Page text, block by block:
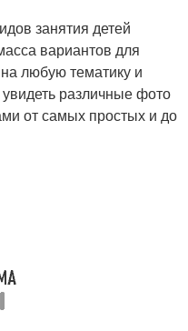
занятия детей
вариантов для
любую тематику и
различные фото
от самых простых и до